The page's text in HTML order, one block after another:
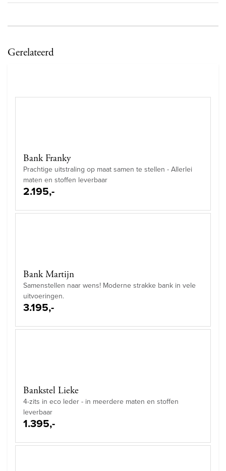
Gerelateerd
Bank Franky
Prachtige uitstraling op maat samen te stellen - Allerlei
maten en stoffen leverbaar
2.195,-
Bank Martijn
Samenstellen naar wens! Moderne strakke bank in vele
uitvoeringen.
3.195,-
Bankstel Lieke
4-zits in eco leder - in meerdere maten en stoffen
leverbaar
1.395,-